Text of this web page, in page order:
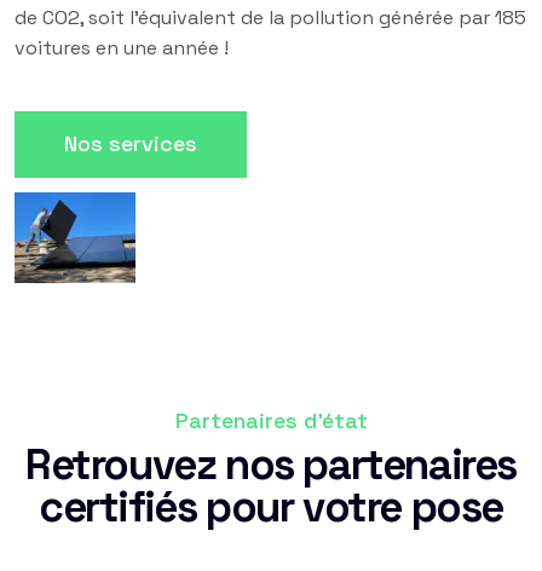
de CO2, soit l'équivalent de la pollution générée par 185
voitures en une année !
Nos services
Partenaires d'état
Retrouvez nos partenaires
certifiés pour votre pose